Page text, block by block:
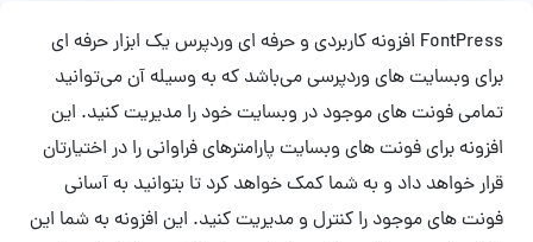
FontPress افزونه کاربردی و حرفه ای وردپرس یک ابزار حرفه ای
برای وبسایت های وردپرسی می‌باشد که به وسیله آن می‌توانید
تمامی فونت های موجود در وبسایت خود را مدیریت کنید. این
افزونه برای فونت های وبسایت پارامترهای فراوانی را در اختیارتان
قرار خواهد داد و به شما کمک خواهد کرد تا بتوانید به آسانی
فونت های موجود را کنترل و مدیریت کنید. این افزونه به شما این